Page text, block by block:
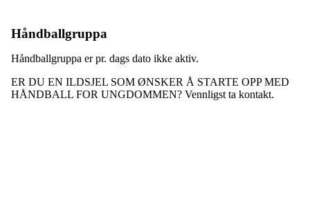
Håndballgruppa
Håndballgruppa er pr. dags dato ikke aktiv.
ER DU EN ILDSJEL SOM ØNSKER Å STARTE OPP MED
HÅNDBALL FOR UNGDOMMEN? Vennligst ta kontakt.